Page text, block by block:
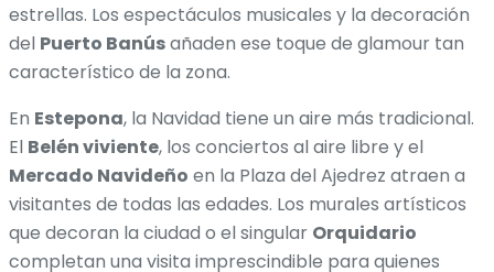
estrellas. Los espectáculos musicales y la decoración
del Puerto Banúsañaden ese toque de glamour tan
característico de la zona.
En Estepona, la Navidad tiene un aire más tradicional.
El Belén viviente, los conciertos al aire libre y el
Mercado Navideño en la Plaza del Ajedrez atraen a
visitantes de todas las edades. Los murales artísticos
que decoran la ciudad o el singular Orquidario
completan una visita imprescindible para quienes